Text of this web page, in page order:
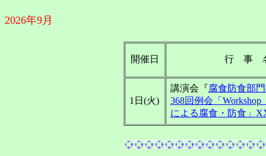
2026年9月
開催日 行 事
1日(火)
講演会『腐食防食部
368回例会「Workshop
による腐食・防食」